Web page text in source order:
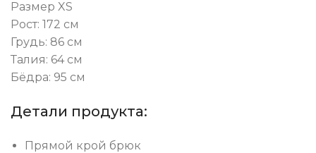
Размер XS
Рост: 172 см
Грудь: 86 см
Талия: 64 см
Бёдра: 95 см
Детали продукта:
Прямой крой брюк